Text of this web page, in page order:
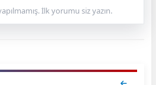
İlk yorumu siz yazın.